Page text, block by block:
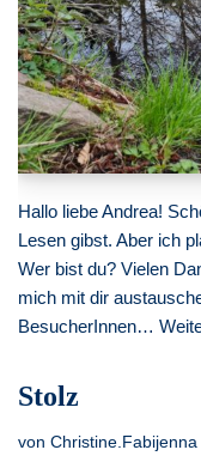
Hallo liebe Andrea!
Lesen gibst. Aber ich
Wer bist du? Vielen
mich mit dir
BesucherInnen…
Stolz
von Christine.Fabijenna